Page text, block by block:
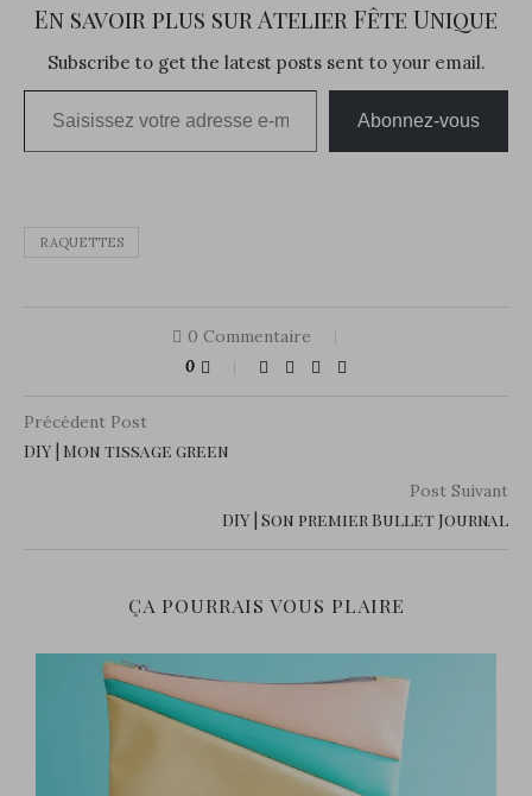
En savoir plus sur Atelier Fête Unique
Subscribe to get the latest posts sent to your email.
Saisissez votre adresse e-mail…
Abonnez-vous
RAQUETTES
0 Commentaire
0
Précédent Post
DIY | Mon tissage green
Post Suivant
DIY | Son premier Bullet Journal
ÇA POURRAIS VOUS PLAIRE